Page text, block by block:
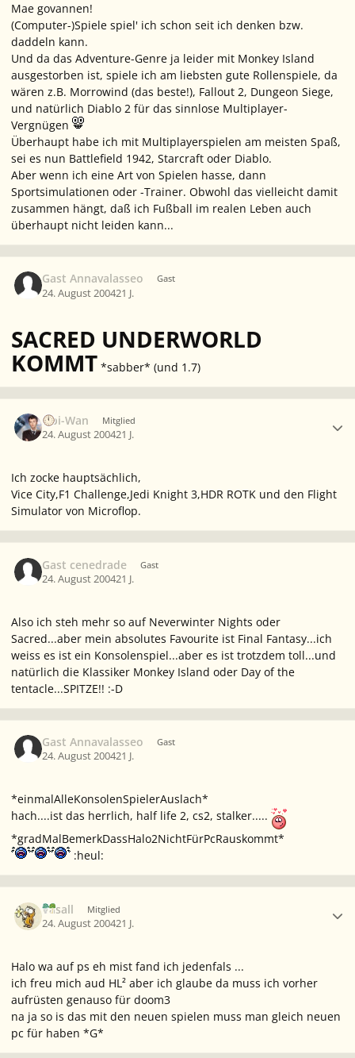
Mae govannen!
(Computer-)Spiele spiel' ich schon seit ich denken bzw.
daddeln kann.
Und da das Adventure-Genre ja leider mit Monkey Island
ausgestorben ist, spiele ich am liebsten gute Rollenspiele, da
wären z.B. Morrowind (das beste!), Fallout 2, Dungeon Siege,
und natürlich Diablo 2 für das sinnlose Multiplayer-
Vergnügen
Überhaupt habe ich mit Multiplayerspielen am meisten Spaß,
sei es nun Battlefield 1942, Starcraft oder Diablo.
Aber wenn ich eine Art von Spielen hasse, dann
Sportsimulationen oder -Trainer. Obwohl das vielleicht damit
zusammen hängt, daß ich Fußball im realen Leben auch
überhaupt nicht leiden kann...
Gast Annavalasseo Gast
24. August 200421 J.
SACRED UNDERWORLD
KOMMT *sabber* (und 1.7)
Obi-Wan Mitglied
24. August 200421 J.
Ich zocke hauptsächlich,
Vice City,F1 Challenge,Jedi Knight 3,HDR ROTK und den Flight
Simulator von Microflop.
Gast cenedrade Gast
24. August 200421 J.
Also ich steh mehr so auf Neverwinter Nights oder
Sacred...aber mein absolutes Favourite ist Final Fantasy...ich
weiss es ist ein Konsolenspiel...aber es ist trotzdem toll...und
natürlich die Klassiker Monkey Island oder Day of the
tentacle...SPITZE!! :-D
Gast Annavalasseo Gast
24. August 200421 J.
*einmalAlleKonsolenSpielerAuslach*
hach....ist das herrlich, half life 2, cs2, stalker.....
*gradMalBemerkDassHalo2NichtFürPcRauskommt*
:heul:
Vasall Mitglied
24. August 200421 J.
Halo wa auf ps eh mist fand ich jedenfals ...
ich freu mich aud HL² aber ich glaube da muss ich vorher
aufrüsten genauso für doom3
na ja so is das mit den neuen spielen muss man gleich neuen
pc für haben *G*